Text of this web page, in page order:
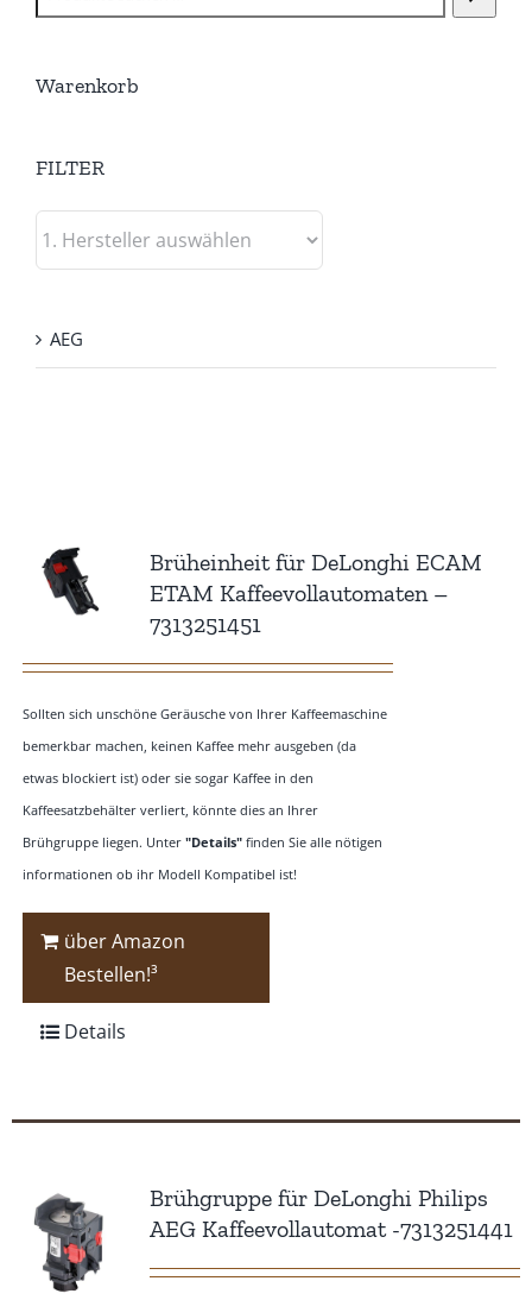
Brüheinheit für DeLonghi ECAM
ETAM Kaffeevollautomaten –
7313251451
Sollten sich unschöne Geräusche von Ihrer Kaffeemaschine
bemerkbar machen, keinen Kaffee mehr ausgeben (da
etwas blockiert ist) oder sie sogar Kaffee in den
Kaffeesatzbehälter verliert, könnte dies an Ihrer
Brühgruppe liegen. Unter "Details"finden Sie alle nötigen
informationen ob ihr Modell Kompatibel ist!
über Amazon
Bestellen!³
Details
Brühgruppe für DeLonghi Philips
AEG Kaffeevollautomat -7313251441
Warenkorb
FILTER
AEG